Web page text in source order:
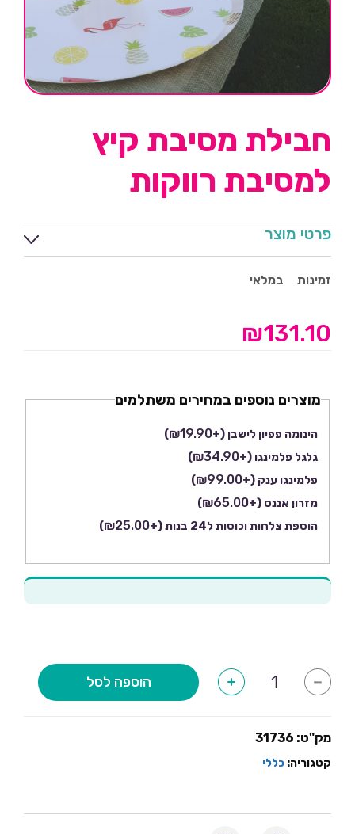
חבילת מסיבת קיץ
למסיבת רווקות
פרטי מוצר
זמינות במלאי
₪131.10
מוצרים נוספים במחירים משתלמים
הינומה פפיון לישבן (+
₪19.90
)
גלגל פלמינגו (+
₪34.90
)
פלמינגו ענק (+
₪99.00
)
מזרון אננס (+
₪65.00
)
הוספת צלחות וכוסות ל24 בנות
(+
₪25.00
)
-
של
למסיבת
+ הוספה לסל
מק"ט: 31736
קטגוריה: כללי